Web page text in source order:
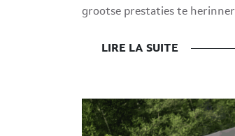
grootse prestaties te
LIRE LA SUITE